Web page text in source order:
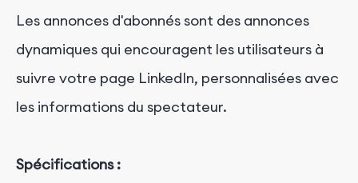
Les annonces d'abonnés sont des annonces
dynamiques qui encouragent les utilisateurs à
suivre votre page LinkedIn, personnalisées avec
les informations du spectateur.
Spécifications :